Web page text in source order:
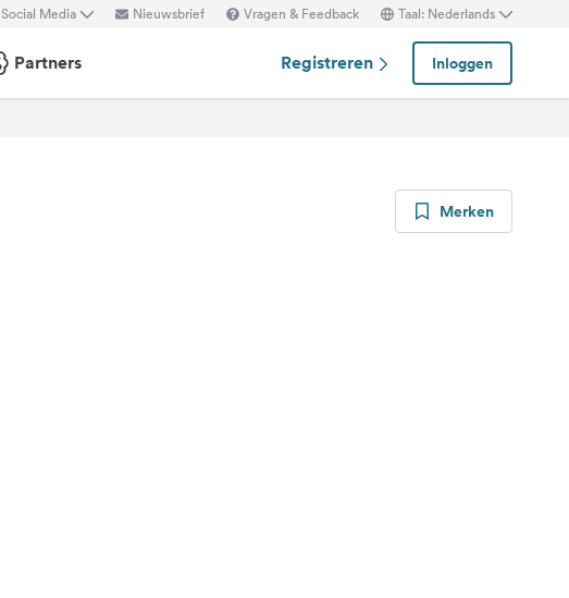
Social Media Nieuwsbrief Vragen & Feedback Taal: Nederlands
Partners Registreren Inloggen
Merken